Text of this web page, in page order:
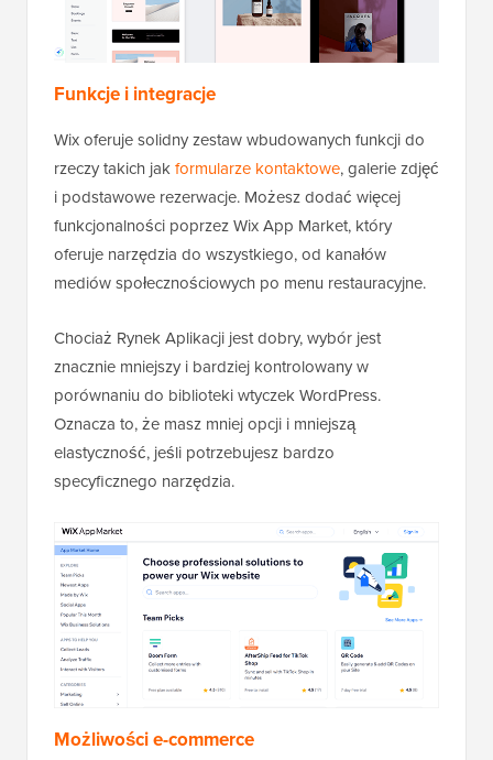
Funkcje i integracje
Wix oferuje solidny zestaw wbudowanych funkcji do
rzeczy takich jakformularze kontaktowe, galerie zdjęć
i podstawowe rezerwacje. Możesz dodać więcej
funkcjonalności poprzez Wix App Market, który
oferuje narzędzia do wszystkiego, od kanałów
mediów społecznościowych po menu restauracyjne.
Chociaż Rynek Aplikacji jest dobry, wybór jest
znacznie mniejszy i bardziej kontrolowany w
porównaniu do biblioteki wtyczek WordPress.
Oznacza to, że masz mniej opcji i mniejszą
elastyczność, jeśli potrzebujesz bardzo
specyficznego narzędzia.
Możliwości e-commerce